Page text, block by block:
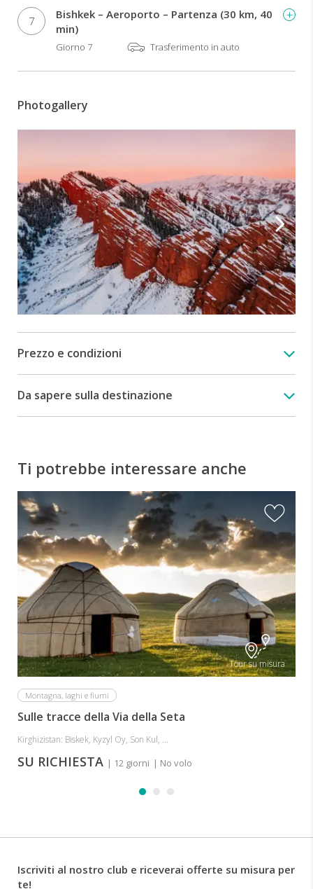
7
Bishkek – Aeroporto – Partenza (30 km, 40
min)
Giorno 7 Trasferimento in auto
Photogallery
Prezzo e condizioni
Da sapere sulla destinazione
Ti potrebbe interessare anche
Tour su misura
Montagna, laghi e fiumi
Sulle tracce della Via della Seta
Kirghizistan: Biskek, Kyzyl Oy, Son Kul, ...
SU RICHIESTA | 12 giorni | No volo
Iscriviti al nostro club e riceverai offerte su misura per
te!